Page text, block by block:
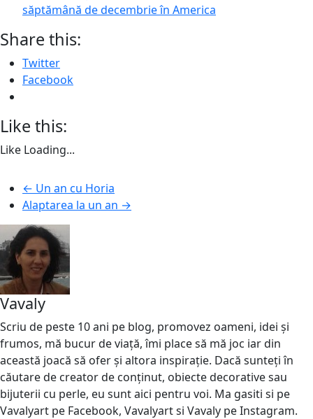
săptămână de decembrie în America
Share this:
Twitter
Facebook
Like this:
Like Loading...
← Un an cu Horia
Alaptarea la un an →
Vavaly
Scriu de peste 10 ani pe blog, promovez oameni, idei și
frumos, mă bucur de viață, îmi place să mă joc iar din
această joacă să ofer și altora inspirație. Dacă sunteți în
căutare de creator de conținut, obiecte decorative sau
bijuterii cu perle, eu sunt aici pentru voi. Ma gasiti si pe
Vavalyart pe Facebook, Vavalyart si Vavaly pe Instagram.